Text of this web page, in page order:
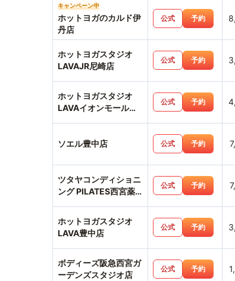
キャンペーン中
ホットヨガのカルド伊
丹店
公式 予約
ホットヨガスタジオ
LAVAJR尼崎店
公式 予約
ホットヨガスタジオ
LAVAイオンモール伊
公式 予約
ソエル豊中店 公式 予約
ツタヤコンディショニ
ング PILATES西宮薬
公式 予約
ホットヨガスタジオ
LAVA豊中店
公式 予約
ボディーズ阪急西宮ガ
ーデンズスタジオ店
公式 予約